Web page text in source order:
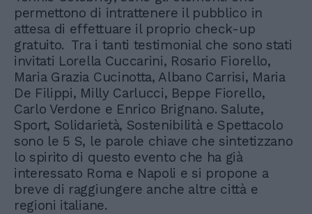
permettono di intrattenere il pubblico in
attesa di effettuare il proprio check-up
gratuito. Tra i tanti testimonial che sono stati
invitati Lorella Cuccarini, Rosario Fiorello,
Maria Grazia Cucinotta, Albano Carrisi, Maria
De Filippi, Milly Carlucci, Beppe Fiorello,
Carlo Verdone e Enrico Brignano. Salute,
Sport, Solidarietà, Sostenibilità e Spettacolo
sono le 5 S, le parole chiave che sintetizzano
lo spirito di questo evento che ha già
interessato Roma e Napoli e si propone a
breve di raggiungere anche altre città e
regioni italiane.